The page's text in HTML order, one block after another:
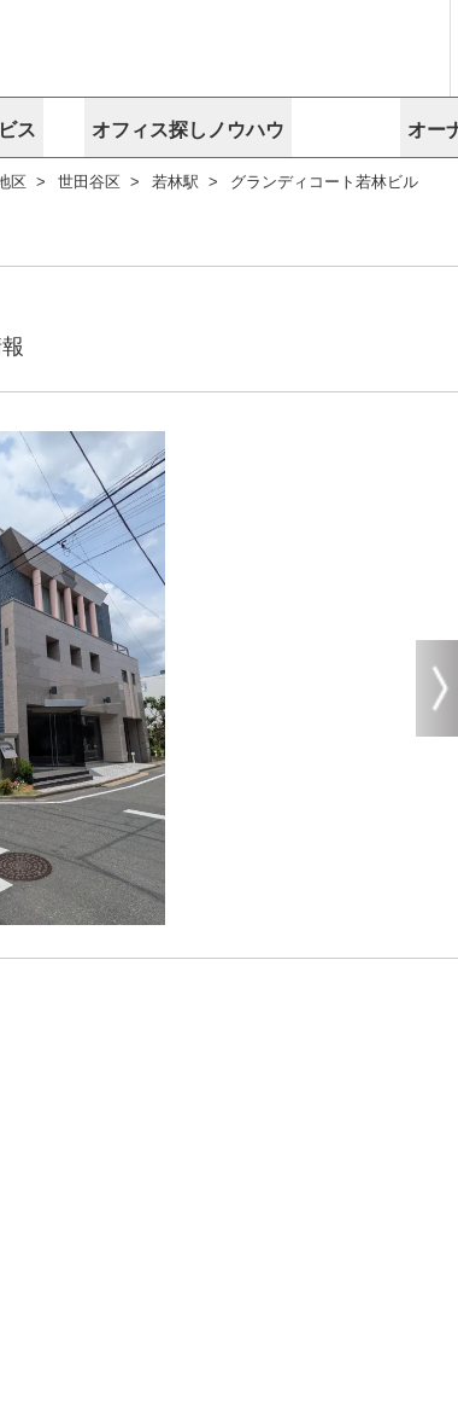
埼玉
路線から探す
埼玉のクリニックを探す
千葉
路線から探
千葉のクリ
ス オフィス探しノウハウ
理由 安心への取
オフィス移転に関するお役立ちコンテンツ
オー
空室に
物件掲載依頼
社
ビルアド
区 世田谷区 若林駅 グランディコート若林ビル